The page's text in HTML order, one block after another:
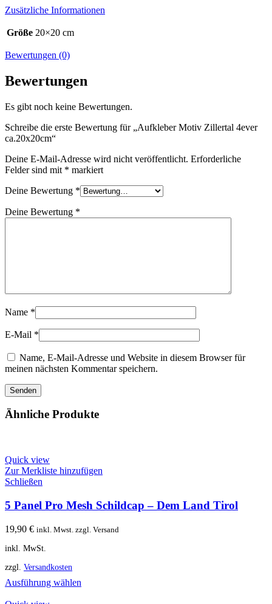
Zusätzliche Informationen
Größe 20×20 cm
Bewertungen (0)
Bewertungen
Es gibt noch keine Bewertungen.
Schreibe die erste Bewertung für „Aufkleber Motiv Zillertal 4ever
ca.20x20cm“
Deine E-Mail-Adresse wird nicht veröffentlicht. Erforderliche
Felder sind mit * markiert
Deine Bewertung *
Deine Bewertung *
Name *
E-Mail *
Name, E-Mail-Adresse und Website in diesem Browser für
meinen nächsten Kommentar speichern.
Ähnliche Produkte
Quick view
Zur Merkliste hinzufügen
Schließen
5 Panel Pro Mesh Schildcap – Dem Land Tirol
19,90 € inkl. Mwst. zzgl. Versand
inkl. MwSt.
zzgl. Versandkosten
Ausführung wählen